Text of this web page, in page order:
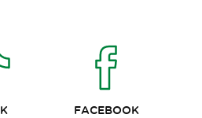
FACEBOOK